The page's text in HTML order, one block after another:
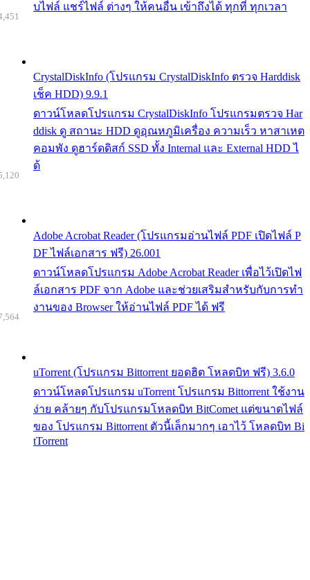
บไฟล์ แชร์ไฟล์ ต่างๆ ให้คนอื่น เข้าถึงได้ ทุกที่ ทุกเวลา
CrystalDiskInfo (โปรแกรม CrystalDiskInfo ตรวจ Harddisk
เช็ค HDD) 9.9.1
ดาวน์โหลดโปรแกรม CrystalDiskInfo โปรแกรมตรวจ Har
ddisk ดู สถานะ HDD ดูอุณหภูมิเครื่อง ความเร็ว หาสาเหต
คอมพัง ดูฮาร์ดดิสก์ SSD ทั้ง Internal และ External HDD ไ
ด้
Adobe Acrobat Reader (โปรแกรมอ่านไฟล์ PDF เปิดไฟล์ P
DF ไฟล์เอกสาร ฟรี) 26.001
ดาวน์โหลดโปรแกรม Adobe Acrobat Reader เพื่อไว้เปิดไฟ
ล์เอกสาร PDF จาก Adobe และช่วยเสริมสำหรับกับการทำ
งานของ Browser ให้อ่านไฟล์ PDF ได้ ฟรี
uTorrent (โปรแกรม Bittorrent ยอดฮิต โหลดบิท ฟรี) 3.6.0
ดาวน์โหลดโปรแกรม uTorrent โปรแกรม Bittorrent ใช้งาน
ง่าย คล้ายๆ กับโปรแกรมโหลดบิท BitComet แต่ขนาดไฟล์
ของ โปรแกรม Bittorrent ตัวนี้เล็กมากๆ เอาไว้ โหลดบิท Bi
tTorrent